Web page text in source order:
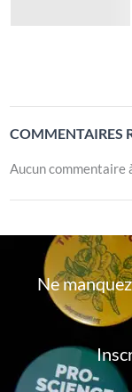
COMMENTAIRES
Aucun commentaire
Ne